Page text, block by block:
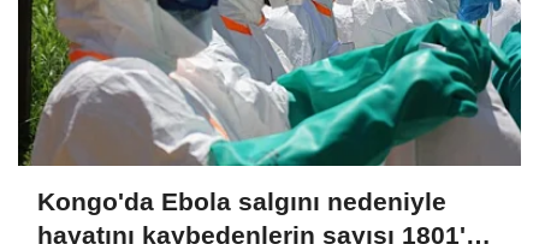
Kongo'da Ebola salgını nedeniyle
hayatını kaybedenlerin sayısı 1801'e